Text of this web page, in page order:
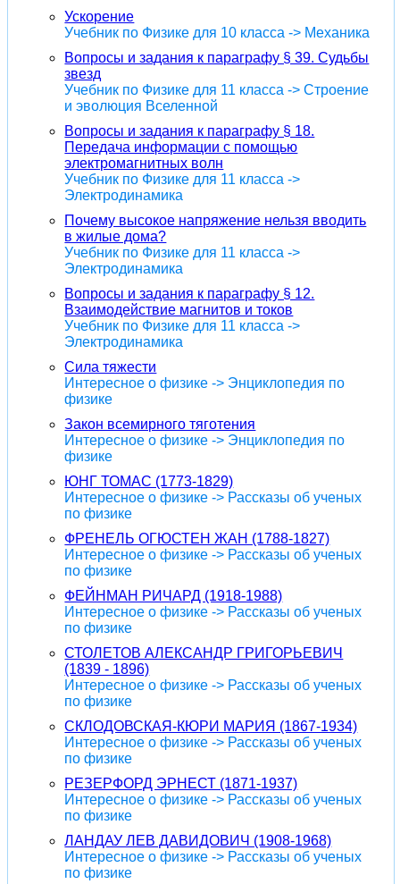
Ускорение
Учебник по Физике для 10 класса -> Механика
Вопросы и задания к параграфу § 39. Судьбы
звезд
Учебник по Физике для 11 класса -> Строение
и эволюция Вселенной
Вопросы и задания к параграфу § 18.
Передача информации с помощью
электромагнитных волн
Учебник по Физике для 11 класса ->
Электродинамика
Почему высокое напряжение нельзя вводить
в жилые дома?
Учебник по Физике для 11 класса ->
Электродинамика
Вопросы и задания к параграфу § 12.
Взаимодействие магнитов и токов
Учебник по Физике для 11 класса ->
Электродинамика
Сила тяжести
Интересное о физике -> Энциклопедия по
физике
Закон всемирного тяготения
Интересное о физике -> Энциклопедия по
физике
ЮНГ ТОМАС (1773-1829)
Интересное о физике -> Рассказы об ученых
по физике
ФРЕНЕЛЬ ОГЮСТЕН ЖАН (1788-1827)
Интересное о физике -> Рассказы об ученых
по физике
ФЕЙНМАН РИЧАРД (1918-1988)
Интересное о физике -> Рассказы об ученых
по физике
СТОЛЕТОВ АЛЕКСАНДР ГРИГОРЬЕВИЧ
(1839 - 1896)
Интересное о физике -> Рассказы об ученых
по физике
СКЛОДОВСКАЯ-КЮРИ МАРИЯ (1867-1934)
Интересное о физике -> Рассказы об ученых
по физике
РЕЗЕРФОРД ЭРНЕСТ (1871-1937)
Интересное о физике -> Рассказы об ученых
по физике
ЛАНДАУ ЛЕВ ДАВИДОВИЧ (1908-1968)
Интересное о физике -> Рассказы об ученых
по физике